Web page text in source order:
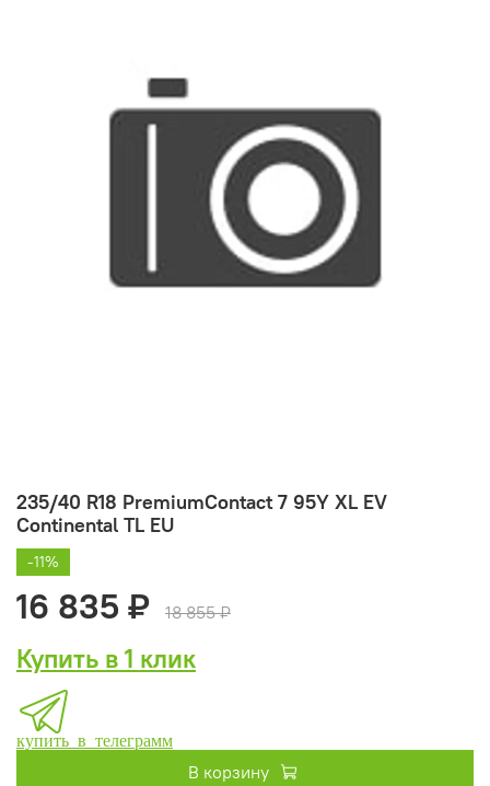
235/40 R18 PremiumContact 7 95Y XL EV
Continental TL EU
-11%
16 835 ₽ 18 855 ₽
Купить в 1 клик
купить в телеграмм
В корзину